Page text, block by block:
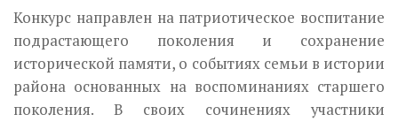
Конкурс направлен на патриотическое воспитание
подрастающего поколения и сохранение
исторической памяти, о событиях семьи в истории
района основанных на воспоминаниях старшего
поколения. В своих сочинениях участники